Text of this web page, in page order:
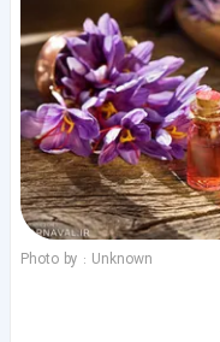
Photo by : Unknown